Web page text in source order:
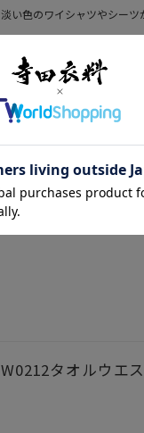
淡い色のワイシャツやシーツ
まとめてお得40kg淡い色の
W0212タオルウエ